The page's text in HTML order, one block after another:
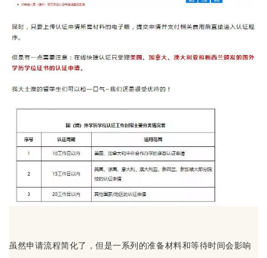
虽然申请流程简化了，但是一系列的准备材料和等待时间会影响